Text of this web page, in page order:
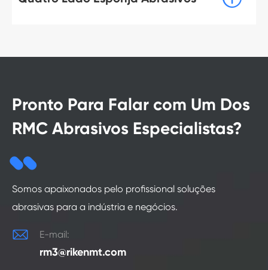
Pronto Para Falar com Um Dos
RMC Abrasivos Especialistas?
Somos apaixonados pelo profissional soluções
abrasivas para a indústria e negócios.
 E-mail:
rm3@rikenmt.com